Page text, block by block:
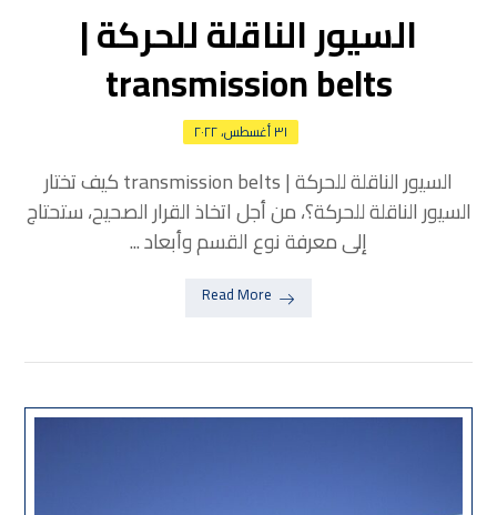
السيور الناقلة للحركة |
transmission belts
٣١ أغسطس، ٢٠٢٢
السيور الناقلة للحركة | transmission belts كيف تختار
السيور الناقلة للحركة؟، من أجل اتخاذ القرار الصحيح، ستحتاج
إلى معرفة نوع القسم وأبعاد ...
Read More